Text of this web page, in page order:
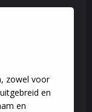
zowel voor
en
en